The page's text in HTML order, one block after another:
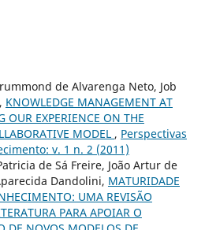
de Alvarenga Neto, Job
KNOWLEDGE MANAGEMENT AT
OUR EXPERIENCE ON THE
MODEL , Perspectivas
v. 1 n. 2 (2011)
de Sá Freire, João Artur de
Dandolini, MATURIDADE
UMA REVISÃO
PARA APOIAR O